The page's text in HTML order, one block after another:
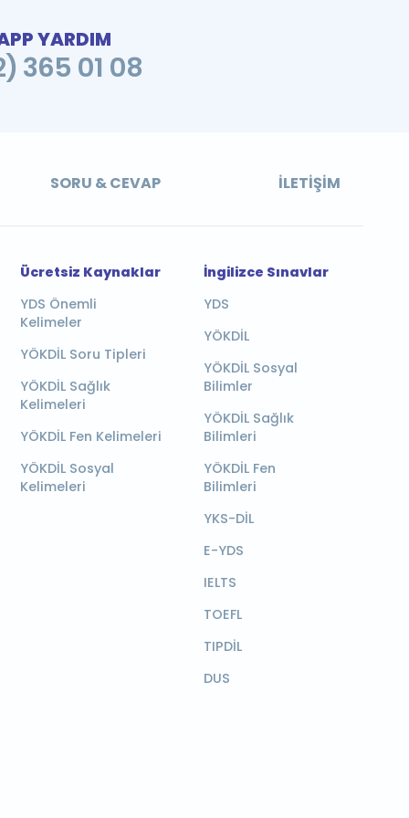
YARDIM
365 01 08
SORU & CEVAP İLETIŞIM
Ücretsiz Kaynaklar
YDS Önemli
Kelimeler
YÖKDİL Soru Tipleri
YÖKDİL Sağlık
Kelimeleri
YÖKDİL Fen Kelimeleri
YÖKDİL Sosyal
Kelimeleri
İngilizce Sınavlar
YDS
YÖKDİL
YÖKDİL Sosyal
Bilimler
YÖKDİL Sağlık
Bilimleri
YÖKDİL Fen
Bilimleri
YKS-DİL
E-YDS
IELTS
TOEFL
TIPDİL
DUS